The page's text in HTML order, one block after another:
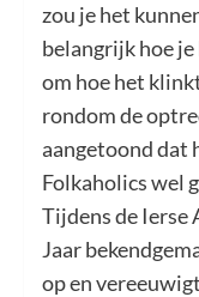
zou je het
belangrijk hoe
om hoe het
rondom de
aangetoond dat
Folkaholics wel
Tijdens de Ierse
Jaar
op en